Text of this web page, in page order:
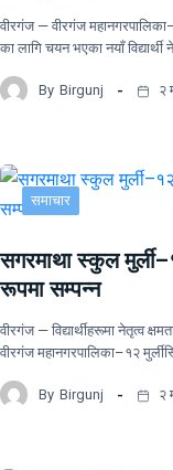
वीरगंज — वीरगंज
का लागि चयन भएका नयाँ विद्यार्थी
By Birgunj २
समाचार
सगरमाथा स्कुल
रूपमा सम्पन्न
वीरगंज — विद्यार्थीहरूमा नेतृत्व
वीरगंज महानगरपालिका–१२
By Birgunj २